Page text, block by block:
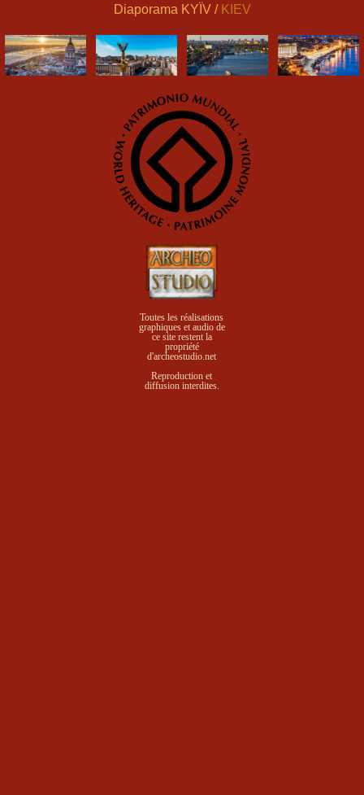
Diaporama KYÏV / KIEV
Toutes les réalisations
graphiques et audio de
ce site restent la
propriété
d'archeostudio.net
Reproduction et
diffusion interdites.